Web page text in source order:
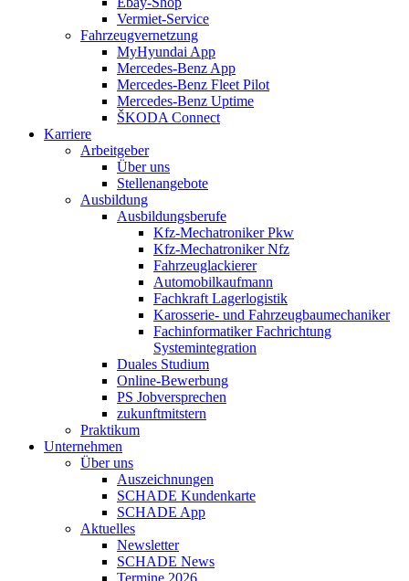
Vermiet-Service
Fahrzeugvernetzung
MyHyundai App
Mercedes-Benz App
Mercedes-Benz Fleet Pilot
Mercedes-Benz Uptime
ŠKODA Connect
Karriere
Arbeitgeber
Über uns
Stellenangebote
Ausbildung
Ausbildungsberufe
Kfz-Mechatroniker Pkw
Kfz-Mechatroniker Nfz
Fahrzeuglackierer
Automobilkaufmann
Fachkraft Lagerlogistik
Karosserie- und Fahrzeugbaumechaniker
Fachinformatiker Fachrichtung
Systemintegration
Duales Studium
Online-Bewerbung
PS Jobversprechen
zukunftmitstern
Praktikum
Unternehmen
Über uns
Auszeichnungen
SCHADE Kundenkarte
SCHADE App
Aktuelles
Newsletter
SCHADE News
Termine 2026